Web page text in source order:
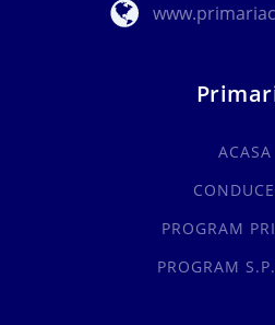
ACASA
PROGRAM
PROGRAM